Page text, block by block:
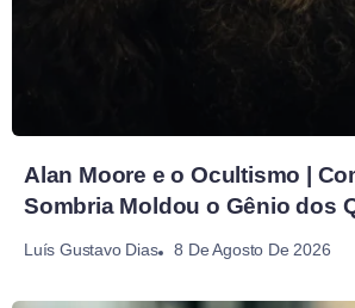
Alan Moore e o Ocultismo |
Sombria Moldou o Gênio dos
Luís Gustavo Dias 8 De Agosto De 2026